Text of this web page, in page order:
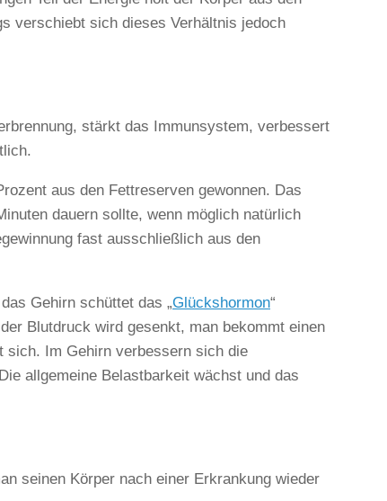
verschiebt sich dieses Verhältnis jedoch
stärkt das Immunsystem, verbessert
aus den Fettreserven gewonnen. Das
dauern sollte, wenn möglich natürlich
fast ausschließlich aus den
Gehirn schüttet das „Glückshormon“
Blutdruck wird gesenkt, man bekommt einen
sich. Im Gehirn verbessern sich die
allgemeine Belastbarkeit wächst und das
seinen Körper nach einer Erkrankung wieder